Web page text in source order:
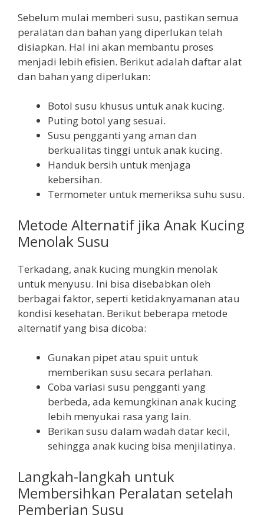
Sebelum mulai memberi susu, pastikan semua
peralatan dan bahan yang diperlukan telah
disiapkan. Hal ini akan membantu proses
menjadi lebih efisien. Berikut adalah daftar alat
dan bahan yang diperlukan:
Botol susu khusus untuk anak kucing.
Puting botol yang sesuai.
Susu pengganti yang aman dan
berkualitas tinggi untuk anak kucing.
Handuk bersih untuk menjaga
kebersihan.
Termometer untuk memeriksa suhu susu.
Metode Alternatif jika Anak Kucing
Menolak Susu
Terkadang, anak kucing mungkin menolak
untuk menyusu. Ini bisa disebabkan oleh
berbagai faktor, seperti ketidaknyamanan atau
kondisi kesehatan. Berikut beberapa metode
alternatif yang bisa dicoba:
Gunakan pipet atau spuit untuk
memberikan susu secara perlahan.
Coba variasi susu pengganti yang
berbeda, ada kemungkinan anak kucing
lebih menyukai rasa yang lain.
Berikan susu dalam wadah datar kecil,
sehingga anak kucing bisa menjilatinya.
Langkah-langkah untuk
Membersihkan Peralatan setelah
Pemberian Susu